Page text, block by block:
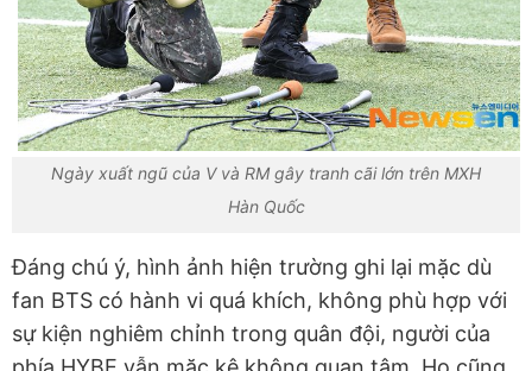
Ngày xuất ngũ của V và RM gây tranh cãi lớn trên MXH
Hàn Quốc
Đáng chú ý, hình ảnh hiện trường ghi lại mặc dù
fan BTS có hành vi quá khích, không phù hợp với
sự kiện nghiêm chỉnh trong quân đội, người của